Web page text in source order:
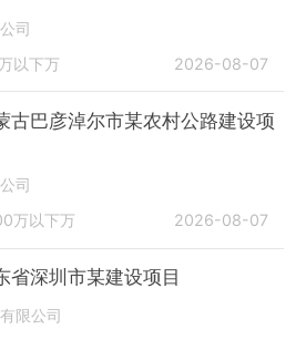
司
以下万 2026-08-07
古巴彦淖尔市某农村公路建设项
司
万以下万 2026-08-07
省深圳市某建设项目
限公司